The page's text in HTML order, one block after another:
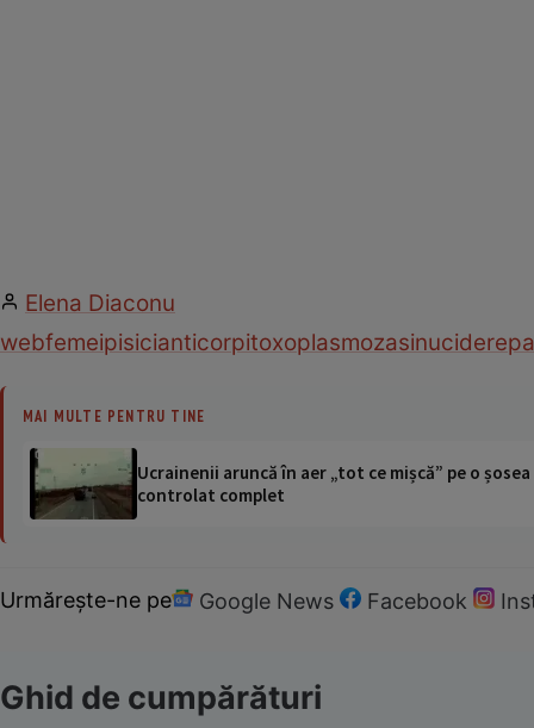
Elena Diaconu
webfemeipisicianticorpitoxoplasmozasinucidere
MAI MULTE PENTRU TINE
Ucrainenii aruncă în aer „tot ce mișcă” pe o
controlat complet
Urmărește-ne pe Google News Facebook
Ghid de cumpărături